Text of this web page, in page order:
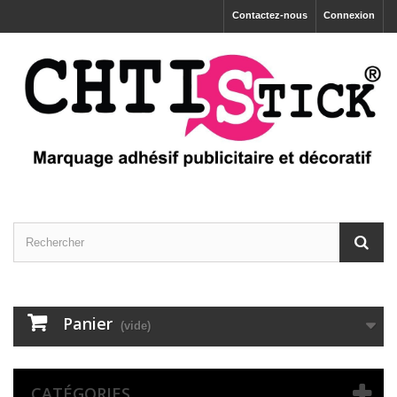
Connexion
Contactez-nous
Panier (vide)